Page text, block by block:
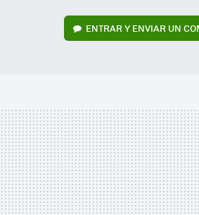
ENTRAR Y ENVIAR UN